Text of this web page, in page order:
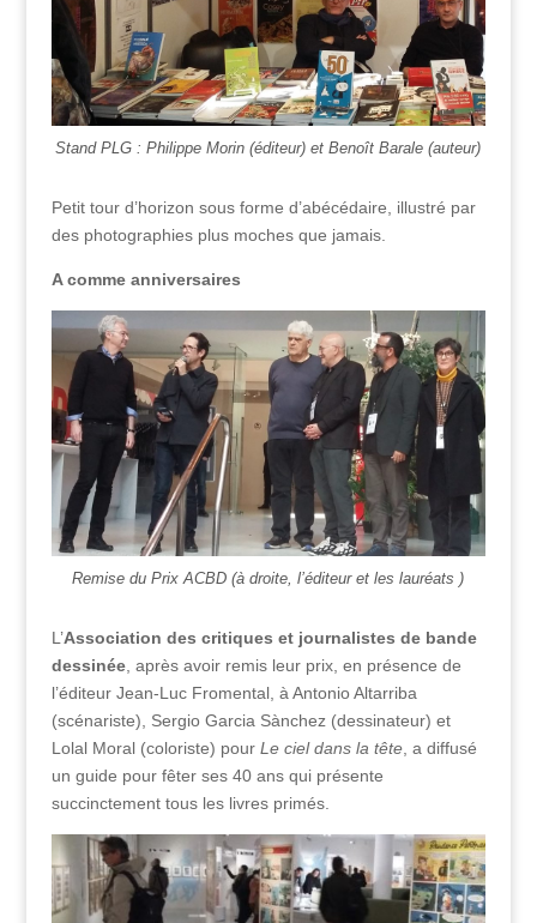
Stand PLG : Philippe Morin (éditeur) et Benoît Barale (auteur)
Petit tour d’horizon sous forme d’abécédaire, illustré par
des photographies plus moches que jamais.
A comme anniversaires
Remise du Prix ACBD (à droite, l’éditeur et les lauréats )
L’Association des critiques et journalistes de bande
dessinée, après avoir remis leur prix, en présence de
l’éditeur Jean-Luc Fromental, à Antonio Altarriba
(scénariste), Sergio Garcia Sànchez (dessinateur) et
Lolal Moral (coloriste) pour Le ciel dans la tête, a diffusé
un guide pour fêter ses 40 ans qui présente
succinctement tous les livres primés.